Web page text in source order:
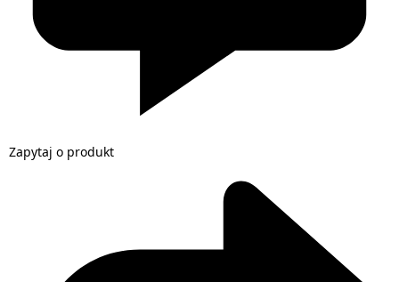
Zapytaj o produkt